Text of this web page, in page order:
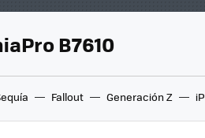
B7610
Fallout Generación Z